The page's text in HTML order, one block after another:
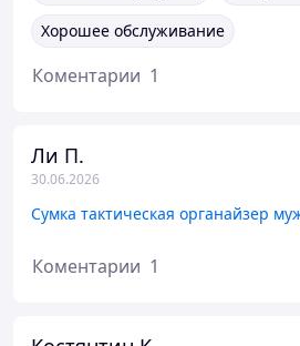
Хорошее обслуживание
Коментарии 1
Ли П.
30.06.2026
Коментарии 1